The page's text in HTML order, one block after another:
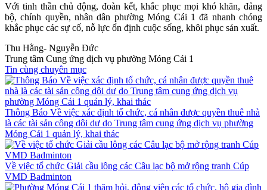
Với tinh thần chủ động, đoàn kết, khắc phục mọi khó khăn, đảng
bộ, chính quyền, nhân dân phường Móng Cái 1 đã nhanh chóng
khắc phục các sự cố, nỗ lực ổn định cuộc sống, khôi phục sản xuất.
Thu Hằng- Nguyễn Đức
Trung tâm Cung ứng dịch vụ phường Móng Cái 1
Tin cùng chuyên mục
Thông Báo Về việc xác định tổ chức, cá nhân được quyền thuê nhà
là các tài sản công dôi dư do Trung tâm cung ứng dịch vụ phường
Móng Cái 1 quản lý, khai thác
Về việc tổ chức Giải cầu lông các Câu lạc bộ mở rộng tranh Cúp
VMD Badminton